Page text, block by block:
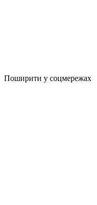
Поширити у соцмережах